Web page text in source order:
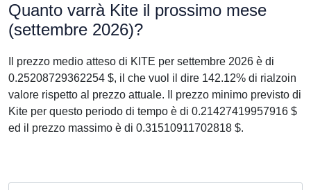
Quanto varrà Kite il prossimo mese
(settembre 2026)?
Il prezzo medio atteso di KITE per settembre 2026 è di
0.25208729362254 $, il che vuol il dire 142.12% di rialzoin
valore rispetto al prezzo attuale. Il prezzo minimo previsto di
Kite per questo periodo di tempo è di 0.21427419957916 $
ed il prezzo massimo è di 0.31510911702818 $.